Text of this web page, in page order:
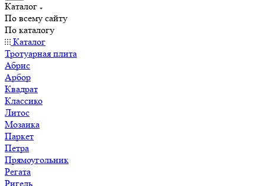
Каталог
По всему сайту
По каталогу
Каталог
Тротуарная плита
Абрис
Арбор
Квадрат
Классико
Литос
Мозаика
Паркет
Петра
Прямоугольник
Регата
Ригель